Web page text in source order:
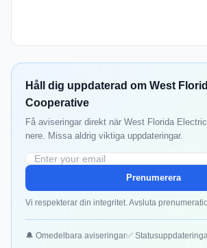
Håll dig uppdaterad om West
Cooperative
Få aviseringar direkt när West Florida
nere. Missa aldrig viktiga uppdateringar.
Prenumerera
Vi respekterar din integritet. Avsluta
🔔 Omedelbara aviseringar✅